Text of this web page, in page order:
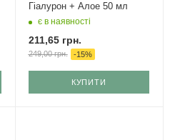
Гіалурон + Алое 50 мл
є в наявності
211,65грн.
249,00грн. -15%
КУПИТИ